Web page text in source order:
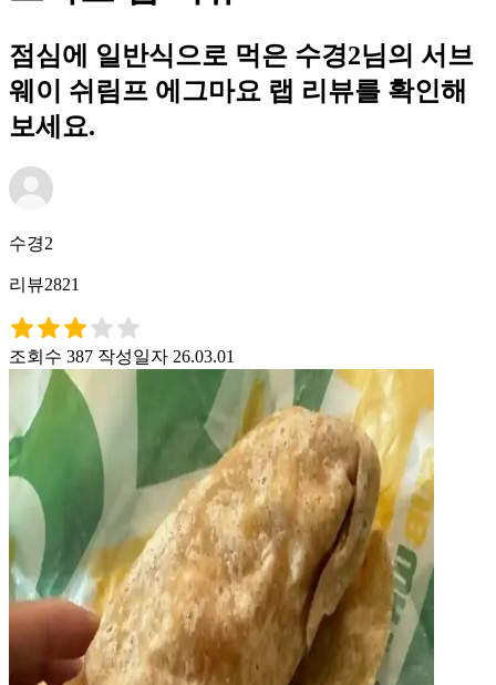
점심에 일반식으로 먹은 수경2님의 서브
웨이 쉬림프 에그마요 랩 리뷰를 확인해
보세요.
수경2
리뷰2821
조회수 387 작성일자 26.03.01